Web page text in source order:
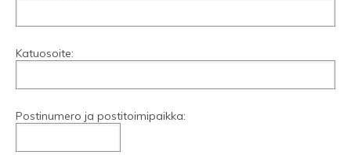
Katuosoite:
Postinumero ja postitoimipaikka: